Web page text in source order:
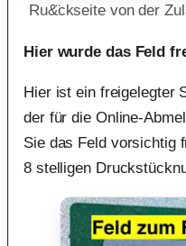
Ru&̈ckseite von der
Hier wurde das Feld
Hier ist ein freigelegter
der für die Online-
Sie das Feld vorsichtig
8 stelligen